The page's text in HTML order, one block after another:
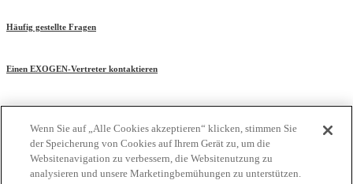
Häufig gestellte Fragen
Einen EXOGEN-Vertreter kontaktieren
Literaturverweise|Datenschutzrichtlinie|Nutzungsbestimmungen
Wenn Sie auf „Alle Cookies akzeptieren“ klicken, stimmen Sie
der Speicherung von Cookies auf Ihrem Gerät zu, um die
Websitenavigation zu verbessern, die Websitenutzung zu
analysieren und unsere Marketingbemühungen zu unterstützen.